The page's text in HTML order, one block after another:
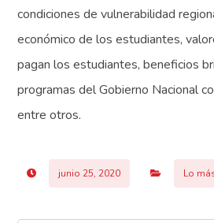
condiciones de vulnerabilidad
económico de los estudiantes,
pagan los estudiantes, beneficios
programas del Gobierno Nacional
entre otros.
junio 25, 2020 Lo